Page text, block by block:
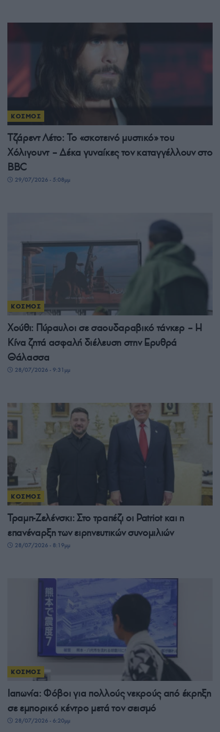
ΚΟΣΜΟΣ
Τζάρεντ Λέτο: Το «σκοτεινό μυστικό» του
Χόλιγουντ – Δέκα γυναίκες τον καταγγέλλουν στο
BBC
29/07/2026 - 5:08μμ
ΚΟΣΜΟΣ
Χούθι: Πύραυλοι σε σαουδαραβικό τάνκερ – Η
Κίνα ζητά ασφαλή διέλευση στην Ερυθρά
Θάλασσα
28/07/2026 - 9:31μμ
ΚΟΣΜΟΣ
Τραμπ-Ζελένσκι: Στο τραπέζι οι Patriot και η
επανέναρξη των ειρηνευτικών συνομιλιών
28/07/2026 - 8:19μμ
ΚΟΣΜΟΣ
Ιαπωνία: Φόβοι για πολλούς νεκρούς από έκρηξη
σε εμπορικό κέντρο μετά τον σεισμό
28/07/2026 - 6:20μμ